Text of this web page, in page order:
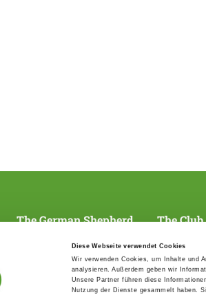
Diese Webseite verwendet Cookies
Wir verwenden Cookies, um Inhalte und
analysieren. Außerdem geben wir
Unsere Partner führen diese
Nutzung der Dienste gesammelt haben.
The German Shepherd
Breeding and upbringing
Helper and saviour
Breeding predisposition test
The Club
SV magazine
Local groups
Youth
Press